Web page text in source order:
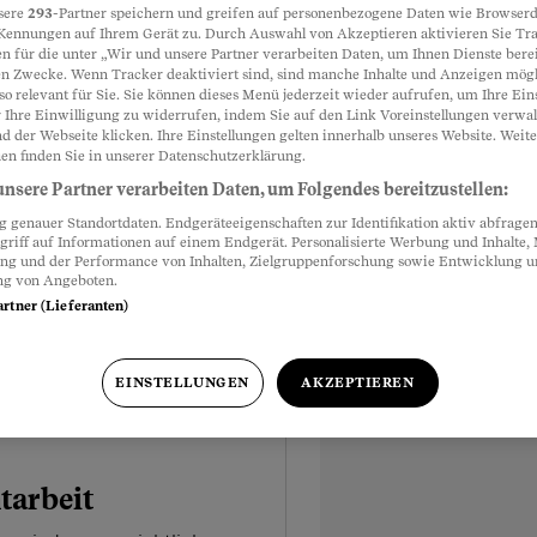
rund um Arbeits- und Ruhezeiten von
haben zwingenden Charakter und stellen
schlechter stellt. Die Vorschriften des
alle Betriebe in der Schweiz anwendbar. Nicht anwendbar
der Bundesgesetzgebung über die Arbeit in
auch für Staatsangestellte, für höhere
eine wissenschaftliche Tätigkeit ausüben, sowie für
293-Partner speichern und greifen auf personenbezogene Daten wie
auf Ihrem Gerät zu. Durch Auswahl von Akzeptieren aktivieren Sie
für die unter „Wir und unsere Partner verarbeiten Daten, um Ihnen Dienste
Zwecke. Wenn Tracker deaktiviert sind, sind manche Inhalte und Anzeigen
relevant für Sie. Sie können dieses Menü jederzeit wieder aufrufen, um Ihre
Ihre Einwilligung zu widerrufen, indem Sie auf den Link Voreinstellungen
der Webseite klicken. Ihre Einstellungen gelten innerhalb unseres Website.
finden Sie in unserer Datenschutzerklärung.
Partner verarbeiten Daten, um Folgendes bereitzustellen:
genauer Standortdaten. Endgeräteeigenschaften zur Identifikation aktiv
auf Informationen auf einem Endgerät. Personalisierte Werbung und Inhalte,
und der Performance von Inhalten, Zielgruppenforschung sowie Entwicklung
von Angeboten.
(Lieferanten)
EINSTELLUNGEN AKZEPTIEREN